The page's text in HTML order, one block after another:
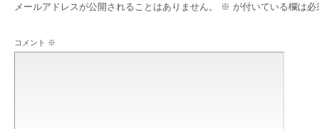
メールアドレスが公開されることはありません。 ※ が付いている欄は必
コメント ※